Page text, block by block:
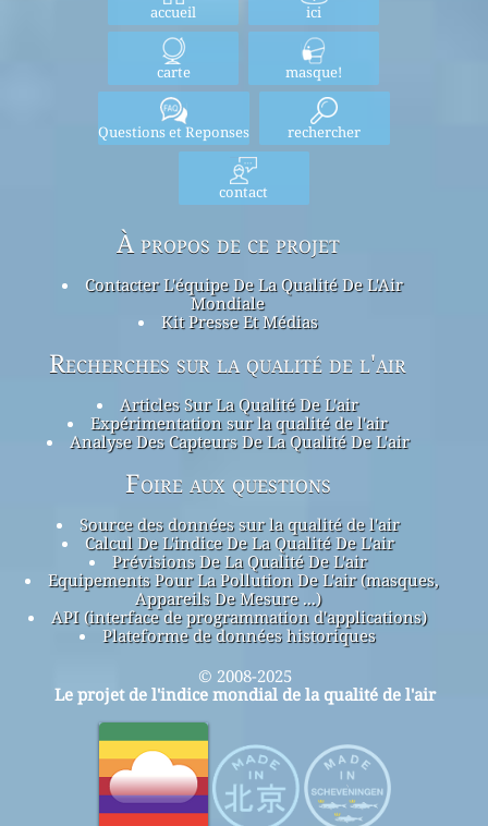
accueil ici
carte masque!
Questions et Reponses rechercher
contact
À propos de ce projet
Contacter L'équipe De La Qualité De L'Air
Mondiale
Kit Presse Et Médias
Recherches sur la qualité de l'air
Articles Sur La Qualité De L'air
Expérimentation sur la qualité de l'air
Analyse Des Capteurs De La Qualité De L'air
Foire aux questions
Source des données sur la qualité de l'air
Calcul De L'indice De La Qualité De L'air
Prévisions De La Qualité De L'air
Equipements Pour La Pollution De L'air (masques,
Appareils De Mesure ...)
API (interface de programmation d'applications)
Plateforme de données historiques
© 2008-2025
Le projet de l'indice mondial de la qualité de l'air